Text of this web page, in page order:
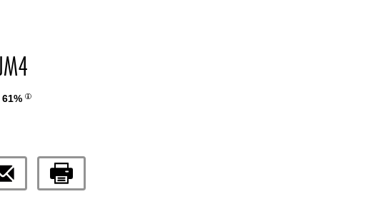
61%